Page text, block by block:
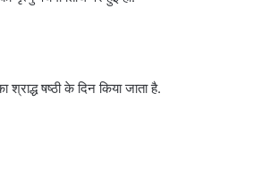
श्राद्ध षष्ठी के दिन किया जाता है.